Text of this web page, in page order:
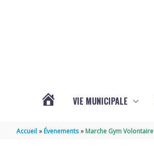
VIE MUNICIPALE
Accueil Évenements Marche Gym Volontaire